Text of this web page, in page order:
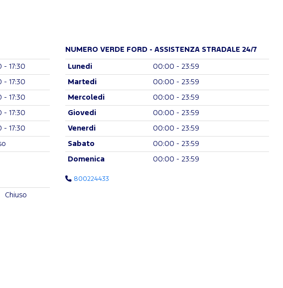
- 17:30
- 17:30
- 17:30
- 17:30
- 17:30
Chiuso
NUMERO VERDE FORD - ASSISTENZA STRADALE 24/7
Lunedi 00:00 - 23:59
Martedi 00:00 - 23:59
Mercoledi 00:00 - 23:59
Giovedi 00:00 - 23:59
Venerdi 00:00 - 23:59
Sabato 00:00 - 23:59
Domenica 00:00 - 23:59
800224433